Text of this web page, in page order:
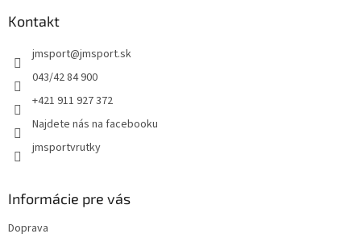
Kontakt
jmsport@jmsport.sk
043/42 84 900
+421 911 927 372
Najdete nás na facebooku
jmsportvrutky
Informácie pre vás
Doprava